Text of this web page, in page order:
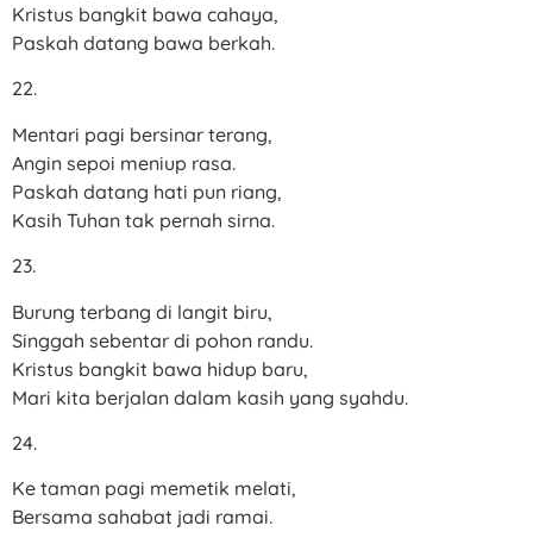
Kristus bangkit bawa cahaya,
Paskah datang bawa berkah.
22.
Mentari pagi bersinar terang,
Angin sepoi meniup rasa.
Paskah datang hati pun riang,
Kasih Tuhan tak pernah sirna.
23.
Burung terbang di langit biru,
Singgah sebentar di pohon randu.
Kristus bangkit bawa hidup baru,
Mari kita berjalan dalam kasih yang syahdu.
24.
Ke taman pagi memetik melati,
Bersama sahabat jadi ramai.